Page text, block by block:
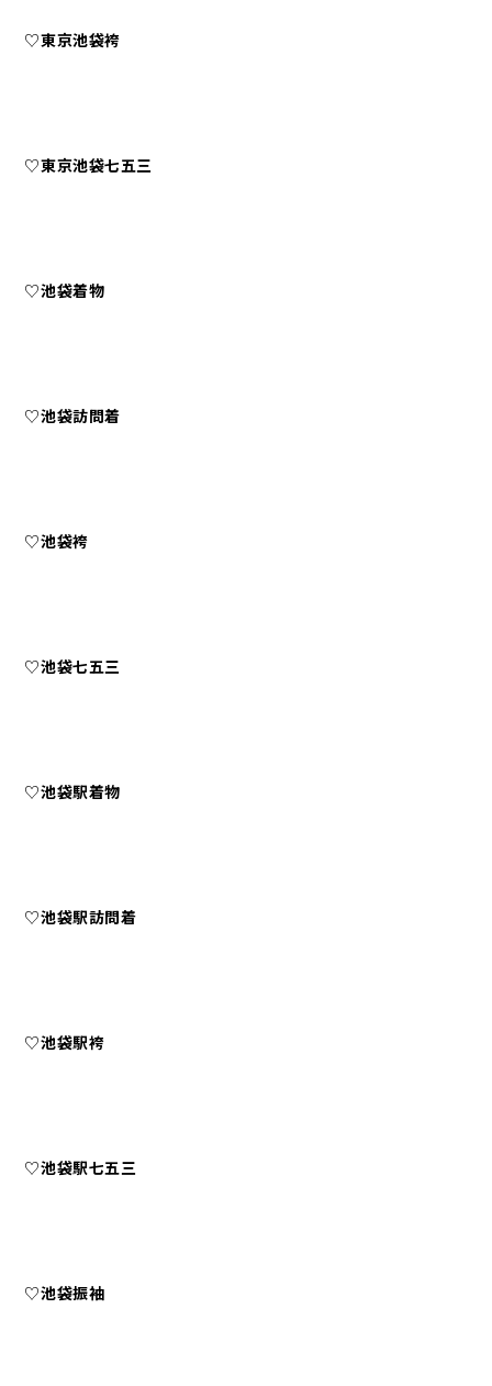
♡東京池袋袴
♡東京池袋七五三
♡池袋着物
♡池袋訪問着
♡池袋袴
♡池袋七五三
♡池袋駅着物
♡池袋駅訪問着
♡池袋駅袴
♡池袋駅七五三
♡池袋振袖